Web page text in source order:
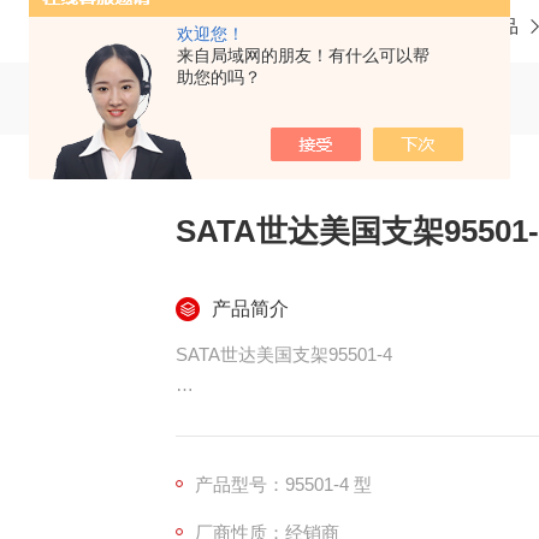
欢迎您！
来自局域网的朋友！有什么可以帮
助您的吗？
当前位置：首页 五金机电 机械备品
SATA世达美国支架
产品简介
SATA世达美国支架95501-4
便于携带：可能设有挂孔，方便使用者随身
材质优良6：世达工具通常采用优质材料，
产品型号：95501-4 型
厂商性质：经销商